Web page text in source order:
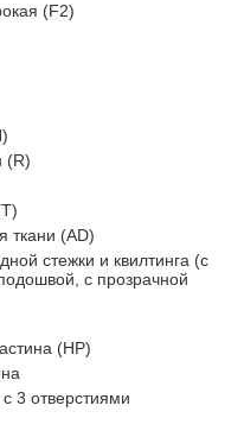
(F2)
(R)
ткани (AD)
стежки и квилтинга (с
с прозрачной
(HP)
3 отверстиями